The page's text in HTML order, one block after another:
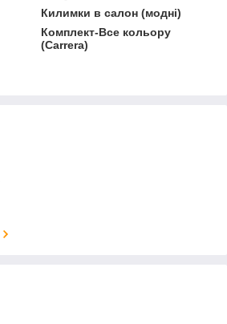
Килимки в салон (модні)
Комплект-Все кольору
(Carrera)